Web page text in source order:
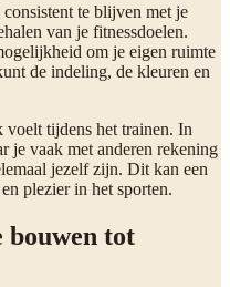
te blijven met je
van je fitnessdoelen.
om je eigen ruimte
de indeling, de kleuren en
tijdens het trainen. In
je vaak met anderen rekening
jezelf zijn. Dit kan een
plezier in het sporten.
bouwen tot